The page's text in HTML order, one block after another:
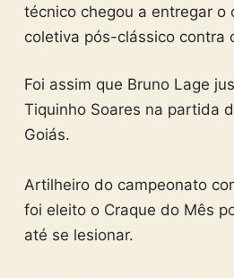
técnico chegou a entregar o
coletiva pós-clássico contra
Foi assim que Bruno Lage
Tiquinho Soares na partida
Goiás.
Artilheiro do campeonato
foi eleito o Craque do Mês
até se lesionar.